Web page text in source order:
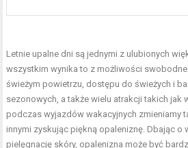
Letnie upalne dni są jednymi z ulubionych
wszystkim wynika to z możliwości
świeżym powietrzu, dostępu do świeżych i
sezonowych, a także wielu atrakcji takich jak
podczas wyjazdów wakacyjnych zmieniamy
innymi zyskując piękną opaleniznę. Dbając o
pielęgnację skóry, opalenizna może być